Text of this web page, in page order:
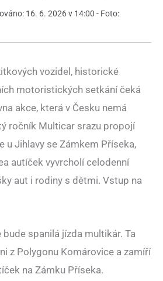
16. 6. 2026 v 14:00 - Foto:
vozidel, historické
motoristických setkání čeká
akce, která v Česku nemá
ročník Multicar srazu propojí
u Jihlavy se Zámkem Příseka,
autíček vyvrcholí celodenní
aut i rodiny s dětmi. Vstup na
spanilá jízda multikár. Ta
z Polygonu Komárovice a zamíří
na Zámku Příseka.